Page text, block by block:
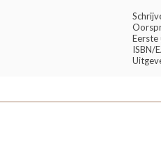
Eerste
ISBN/